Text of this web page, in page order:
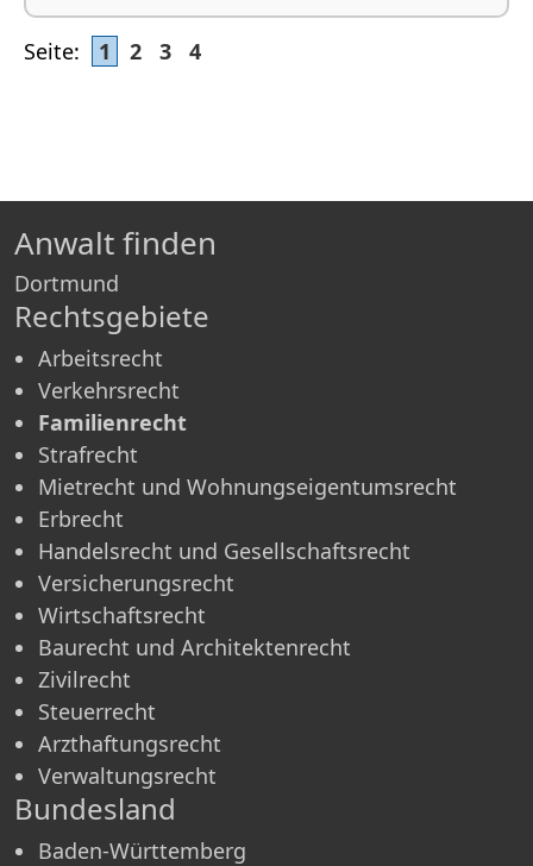
Seite: 1 2 3 4
Anwalt finden
Dortmund
Rechtsgebiete
Arbeitsrecht
Verkehrsrecht
Familienrecht
Strafrecht
Mietrecht und Wohnungseigentumsrecht
Erbrecht
Handelsrecht und Gesellschaftsrecht
Versicherungsrecht
Wirtschaftsrecht
Baurecht und Architektenrecht
Zivilrecht
Steuerrecht
Arzthaftungsrecht
Verwaltungsrecht
Bundesland
Baden-Württemberg